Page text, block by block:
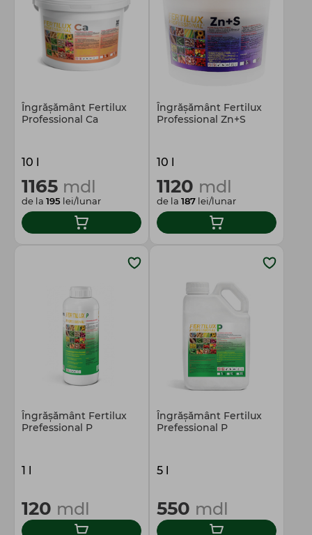
Totul pentru gospodărie
Îngrășământ Fertilux
Professional Ca
10 l
1165 mdl
de la 195 lei/lunar
Îngrășământ Fertilux
Professional Zn+S
10 l
1120 mdl
de la 187 lei/lunar
Îngrășământ Fertilux
Prefessional P
1 l
120 mdl
Îngrășământ Fertilux
Prefessional P
5 l
550 mdl